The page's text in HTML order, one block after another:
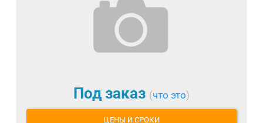
Под заказ (что это)
ЦЕНЫ И СРОКИ